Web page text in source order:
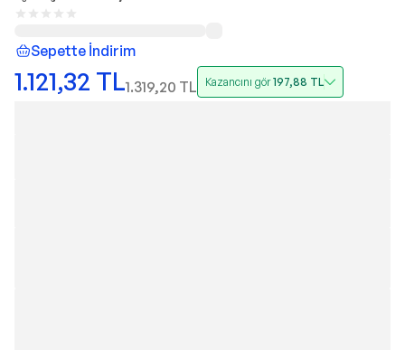
Sepette İndirim
1.121,32 TL1.319,20 TL Kazancını gör197,88 TL